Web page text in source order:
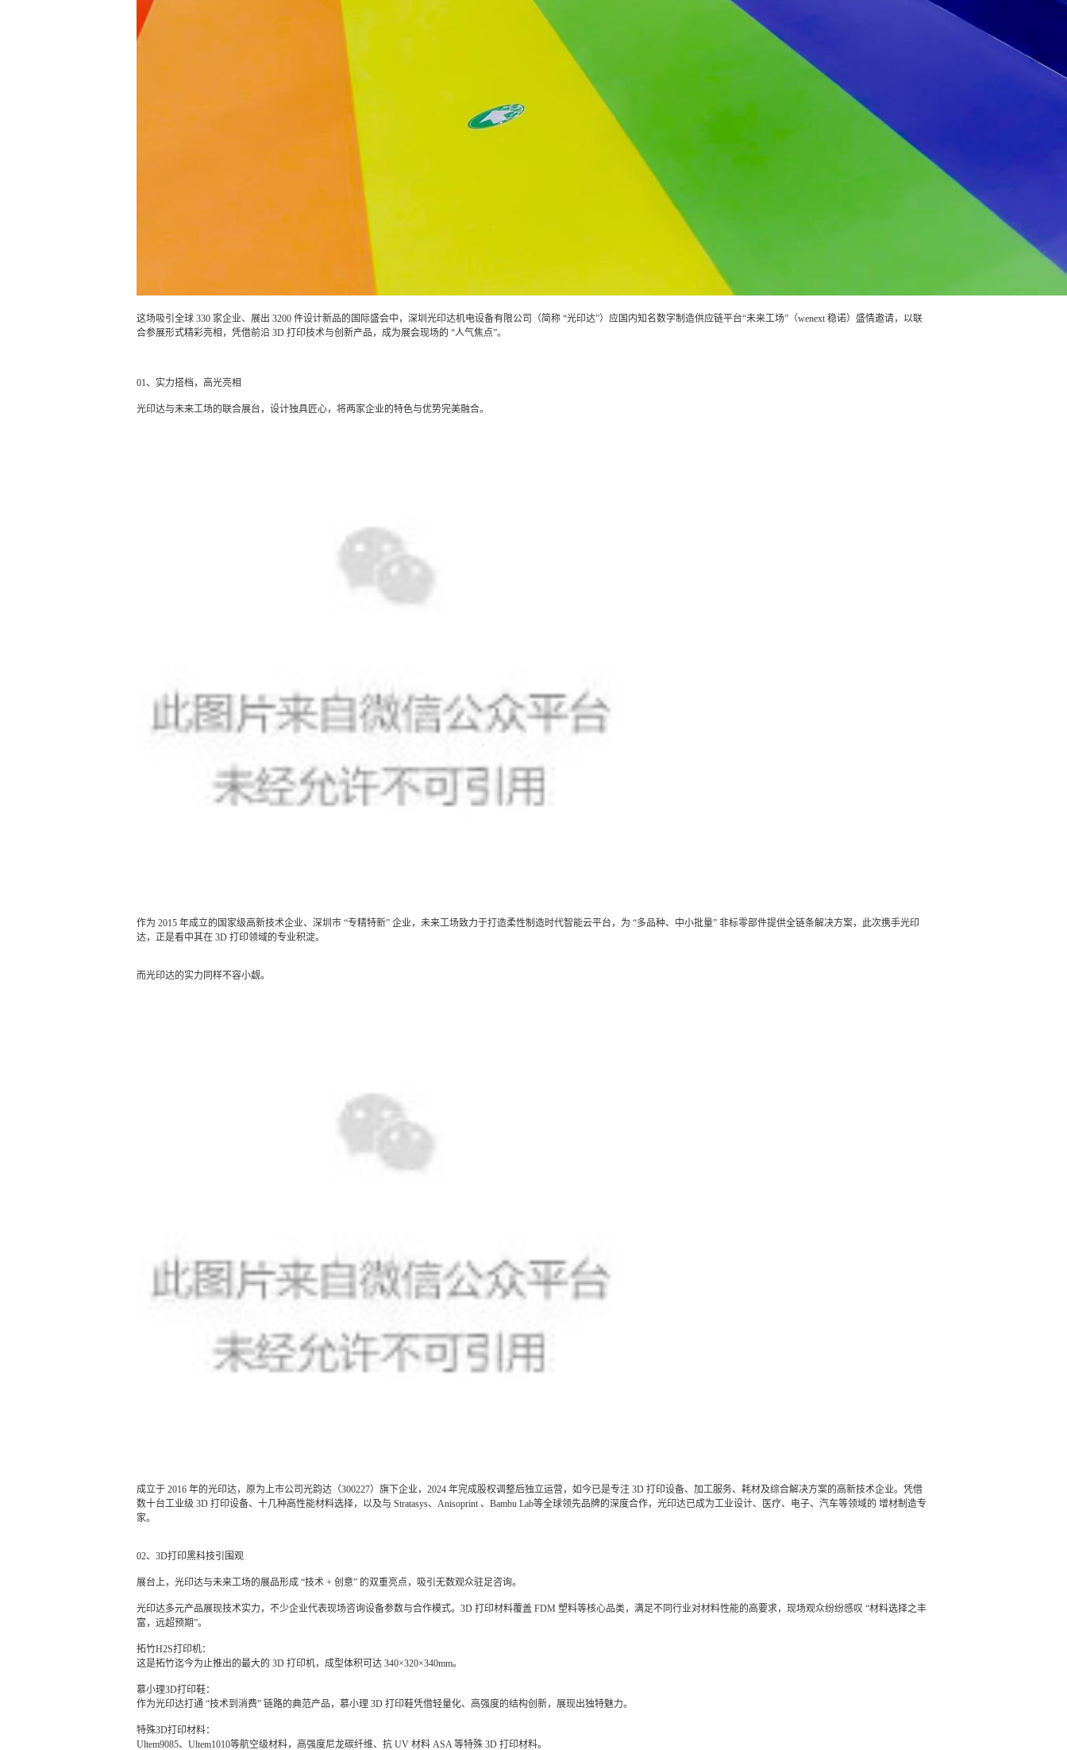
这场吸引全球 330 家企业、展出 3200 件设计新品的国际盛会中，深圳光印达机电设备有限公司（简称 “光印达”）应国内知名数字制造供应链平台“未来工场”（wenext 稳诺）盛情邀请，以联
合参展形式精彩亮相，凭借前沿 3D 打印技术与创新产品，成为展会现场的 “人气焦点”。
01、实力搭档，高光亮相
光印达与未来工场的联合展台，设计独具匠心，将两家企业的特色与优势完美融合。
作为 2015 年成立的国家级高新技术企业、深圳市 “专精特新” 企业，未来工场致力于打造柔性制造时代智能云平台，为 “多品种、中小批量” 非标零部件提供全链条解决方案，此次携手光印
达，正是看中其在 3D 打印领域的专业积淀。
而光印达的实力同样不容小觑。
成立于 2016 年的光印达，原为上市公司光韵达（300227）旗下企业，2024 年完成股权调整后独立运营，如今已是专注 3D 打印设备、加工服务、耗材及综合解决方案的高新技术企业。凭借
数十台工业级 3D 打印设备、十几种高性能材料选择，以及与 Stratasys、Anisoprint 、Bambu Lab等全球领先品牌的深度合作，光印达已成为工业设计、医疗、电子、汽车等领域的 增材制造专
家。
02、3D打印黑科技引围观
展台上，光印达与未来工场的展品形成 “技术 + 创意” 的双重亮点，吸引无数观众驻足咨询。
光印达多元产品展现技术实力，不少企业代表现场咨询设备参数与合作模式。3D 打印材料覆盖 FDM 塑料等核心品类，满足不同行业对材料性能的高要求，现场观众纷纷感叹 “材料选择之丰
富，远超预期”。
拓竹H2S打印机：
这是拓竹迄今为止推出的最大的 3D 打印机，成型体积可达 340×320×340mm。
慕小理3D打印鞋：
作为光印达打通 “技术到消费” 链路的典范产品，慕小理 3D 打印鞋凭借轻量化、高强度的结构创新，展现出独特魅力。
特殊3D打印材料：
Ultem9085、Ultem1010等航空级材料，高强度尼龙碳纤维、抗 UV 材料 ASA 等特殊 3D 打印材料。